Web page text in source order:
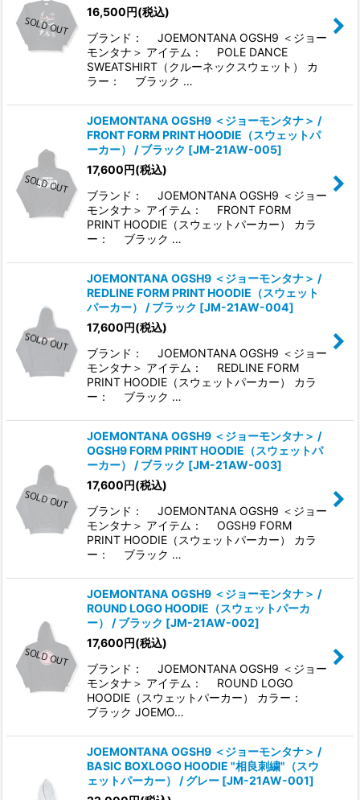
16,500円(税込)
ブランド： JOEMONTANA OGSH9 ＜ジョー
モンタナ＞ アイテム： POLE DANCE
SWEATSHIRT（クルーネックスウェット） カ
ラー： ブラック …
JOEMONTANA OGSH9 ＜ジョーモンタナ＞ /
FRONT FORM PRINT HOODIE（スウェットパ
ーカー） / ブラック [JM-21AW-005]
17,600円(税込)
ブランド： JOEMONTANA OGSH9 ＜ジョー
モンタナ＞ アイテム： FRONT FORM
PRINT HOODIE（スウェットパーカー） カラ
ー： ブラック …
JOEMONTANA OGSH9 ＜ジョーモンタナ＞ /
REDLINE FORM PRINT HOODIE（スウェット
パーカー） / ブラック [JM-21AW-004]
17,600円(税込)
ブランド： JOEMONTANA OGSH9 ＜ジョー
モンタナ＞ アイテム： REDLINE FORM
PRINT HOODIE（スウェットパーカー） カラ
ー： ブラック …
JOEMONTANA OGSH9 ＜ジョーモンタナ＞ /
OGSH9 FORM PRINT HOODIE（スウェットパ
ーカー） / ブラック [JM-21AW-003]
17,600円(税込)
ブランド： JOEMONTANA OGSH9 ＜ジョー
モンタナ＞ アイテム： OGSH9 FORM
PRINT HOODIE（スウェットパーカー） カラ
ー： ブラック …
JOEMONTANA OGSH9 ＜ジョーモンタナ＞ /
ROUND LOGO HOODIE（スウェットパーカ
ー） / ブラック [JM-21AW-002]
17,600円(税込)
ブランド： JOEMONTANA OGSH9 ＜ジョー
モンタナ＞ アイテム： ROUND LOGO
HOODIE（スウェットパーカー） カラー：
ブラック JOEMO…
JOEMONTANA OGSH9 ＜ジョーモンタナ＞ /
BASIC BOXLOGO HOODIE "相良刺繍"（スウ
ェットパーカー） / グレー [JM-21AW-001]